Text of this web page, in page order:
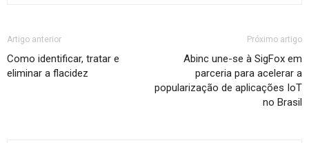
Artigo anterior
Como identificar, tratar e
eliminar a flacidez
Próximo artigo
Abinc une-se à SigFox em
parceria para acelerar a
popularização de aplicações IoT
no Brasil